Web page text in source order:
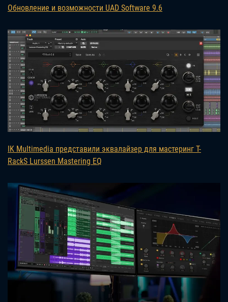
Обновление и возможности UAD Software 9.6
IK Multimedia представили эквалайзер для мастеринг T-
RackS Lurssen Mastering EQ